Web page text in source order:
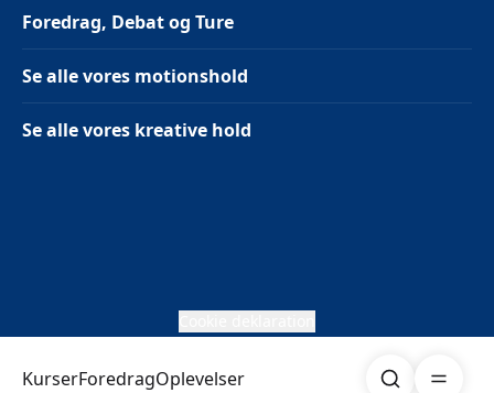
KurserForedragOplevelser Søg
Foredrag, Debat og Ture
Se alle vores motionshold
Se alle vores kreative hold